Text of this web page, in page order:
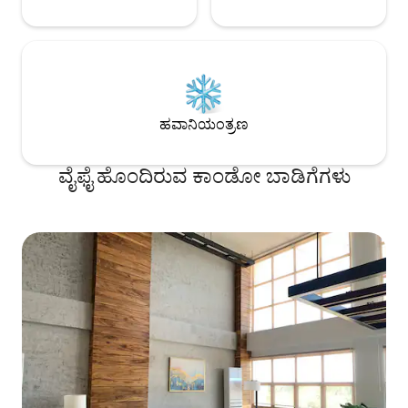
ಹವಾನಿಯಂತ್ರಣ
ವೈಫೈ ಹೊಂದಿರುವ ಕಾಂಡೋ ಬಾಡಿಗೆಗಳು